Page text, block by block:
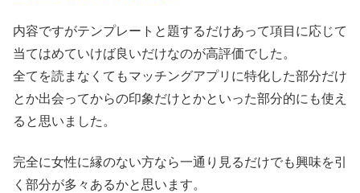
内容ですがテンプレートと題するだけあって項目に応じて
当てはめていけば良いだけなのが高評価でした。
全てを読まなくてもマッチングアプリに特化した部分だけ
とか出会ってからの印象だけとかといった部分的にも使え
ると思いました。
完全に女性に縁のない方なら一通り見るだけでも興味を引
く部分が多々あるかと思います。